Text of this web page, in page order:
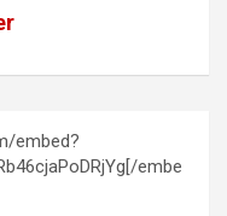
embed?
embe